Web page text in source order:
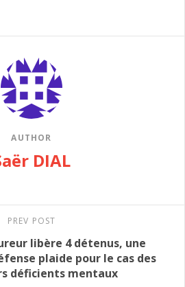
AUTHOR
DIAL
PREV POST
libère 4 détenus, une
plaide pour le cas des
déficients mentaux